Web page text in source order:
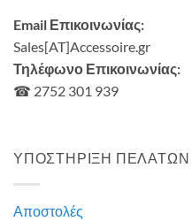
Email Επικοινωνίας:
Sales[AT]Accessoire.gr
Τηλέφωνο Επικοινωνίας:
☎ 2752 301 939
ΥΠΟΣΤΗΡΙΞΗ ΠΕΛΑΤΩΝ
Αποστολές